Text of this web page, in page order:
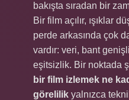
bakışta sıradan bir
Bir film açılır, ışıklar
perde arkasında çok
vardır: veri, bant
eşitsizlik. Bir noktada
bir film izlemek ne
görelilik yalnızca